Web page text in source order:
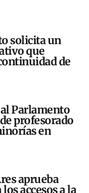
solicita un
que
de
Parlamento
profesorado
en
aprueba
accesos a la